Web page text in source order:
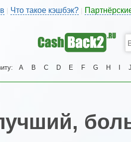
| Что такое кэшбэк?
A B C D E F G H